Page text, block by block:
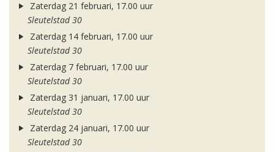
Zaterdag 21 februari, 17.00 uur
Sleutelstad 30
Zaterdag 14 februari, 17.00 uur
Sleutelstad 30
Zaterdag 7 februari, 17.00 uur
Sleutelstad 30
Zaterdag 31 januari, 17.00 uur
Sleutelstad 30
Zaterdag 24 januari, 17.00 uur
Sleutelstad 30